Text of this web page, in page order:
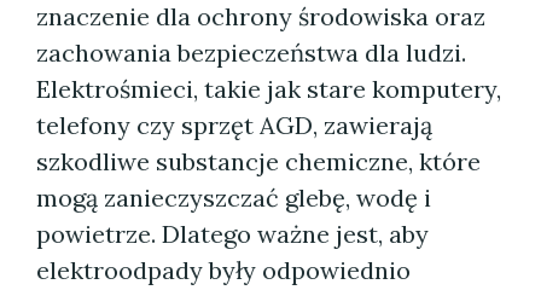
znaczenie dla ochrony środowiska oraz
zachowania bezpieczeństwa dla ludzi.
Elektrośmieci, takie jak stare komputery,
telefony czy sprzęt AGD, zawierają
szkodliwe substancje chemiczne, które
mogą zanieczyszczać glebę, wodę i
powietrze. Dlatego ważne jest, aby
elektroodpady były odpowiednio